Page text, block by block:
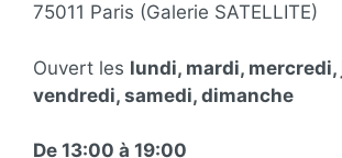
75011 Paris (Galerie SATELLITE)
Ouvert les lundi, mardi, mercredi,
vendredi, samedi, dimanche
De 13:00 à 19:00